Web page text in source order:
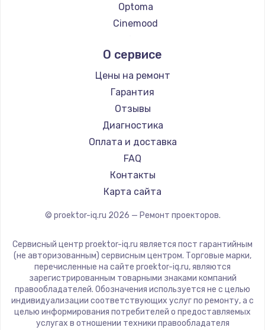
Optoma
Cinemood
Barco
Xgimi
Canon
JVC
Casio
Hiper
HITACHI
Panasonic
Hisense
О сервисе
Цены на ремонт
Гарантия
Отзывы
Диагностика
Оплата и доставка
FAQ
Контакты
Карта сайта
© proektor-iq.ru 2026 — Ремонт проекторов.
Сервисный центр proektor-iq.ru является пост гарантийным
(не авторизованным) сервисным центром. Торговые марки,
перечисленные на сайте proektor-iq.ru, являются
зарегистрированным товарными знаками компаний
правообладателей. Обозначения используется не с целью
индивидуализации соответствующих услуг по ремонту, а с
целью информирования потребителей о предоставляемых
услугах в отношении техники правообладателя